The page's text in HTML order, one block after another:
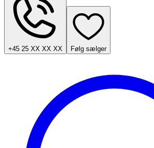
+45 25 XX XX XX Følg sælger